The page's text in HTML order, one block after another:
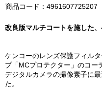
商品コード：4961607725207
改良版マルチコートを施した
ケンコーのレンズ保護フィル
プ「MCプロテクター」のコー
デジタルカメラの撮像素子に
た。